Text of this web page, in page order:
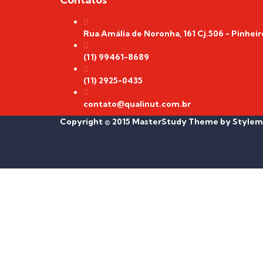
Rua Amália de Noronha, 161 Cj.506 -
(11) 99461-8689
(11) 2925-0435
contato@qualinut.com.br
Copyright © 2015 MasterStudy Theme by